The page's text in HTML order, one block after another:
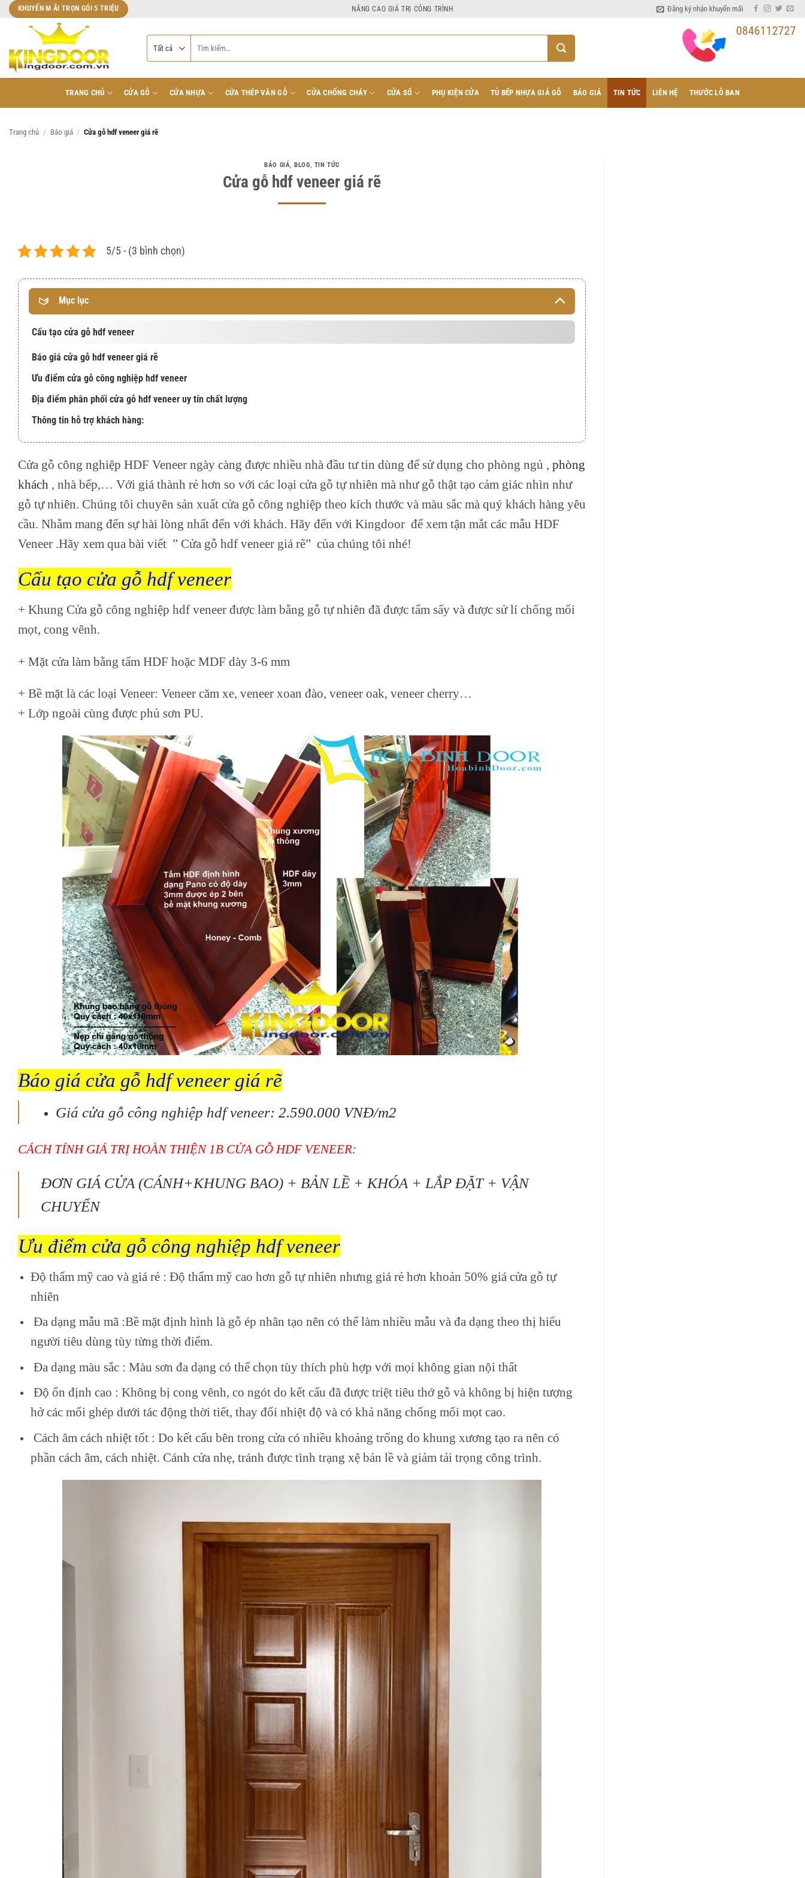
Bỏ
dung
KHUYẾN M ÃI TRỌN GÓI 5 TRIỆU NÂNG CAO GIÁ TRỊ CÔNG TRÌNH Đăng ký nhận khuyến mãi
kiếm:
0846112727
TRANG CHỦ CỬA GỖ CỬA NHỰA CỬA THÉP VÂN GỖ CỬA CHỐNG CHÁY CỬA SỔ PHỤ KIỆN CỬA TỦ BẾP NHỰA GIẢ GỖ BÁO GIÁ TIN TỨC LIÊN HỆ THƯỚC LỖ BAN
Trang chủ / Báo giá / Cửa gỗ hdf veneer giá rẽ
BÁO GIÁ,BLOG, TIN TỨC
Cửa gỗ hdf veneer giá rẽ
5/5 - (3 bình chọn)
Mục lục
Cấu tạo cửa gỗ hdf veneer
Báo giá cửa gỗ hdf veneer giá rẽ
Ưu điểm cửa gỗ công nghiệp hdf veneer
Địa điểm phân phối cửa gỗ hdf veneer uy tín chất lượng
Thông tin hỗ trợ khách hàng:
Cửa gỗ công nghiệp HDF Veneer ngày càng được nhiều nhà đầu tư tin dùng để sử dụng cho phòng ngủ , phòng
khách , nhà bếp,… Với giá thành rẻ hơn so với các loại cửa gỗ tự nhiên mà như gỗ thật tạo cảm giác nhìn như
gỗ tự nhiên. Chúng tôi chuyên sản xuất cửa gỗ công nghiệp theo kích thước và màu sắc mà quý khách hàng yêu
cầu. Nhằm mang đến sự hài lòng nhất đến với khách. Hãy đến với Kingdoor để xem tận mắt các mẫu HDF
Veneer .Hãy xem qua bài viết ” Cửa gỗ hdf veneer giá rẽ” của chúng tôi nhé!
Cấu tạo cửa gỗ hdf veneer
+ Khung Cửa gỗ công nghiệp hdf veneer được làm bằng gỗ tự nhiên đã được tẩm sấy và được sử lí chống mối
mọt, cong vênh.
+ Mặt cửa làm bằng tấm HDF hoặc MDF dày 3-6 mm
+ Bề mặt là các loại Veneer: Veneer căm xe, veneer xoan đào, veneer oak, veneer cherry…
+ Lớp ngoài cùng được phủ sơn PU.
Báo giá cửa gỗ hdf veneer giá rẽ
Giá cửa gỗ công nghiệp hdf veneer: 2.590.000 VNĐ/m2
CÁCH TÍNH GIÁ TRỊ HOÀN THIỆN 1B CỬA GỖ HDF VENEER:
ĐƠN GIÁ CỬA (CÁNH+KHUNG BAO) + BẢN LỀ + KHÓA + LẮP ĐẶT + VẬN
CHUYỂN
Ưu điểm cửa gỗ công nghiệp hdf veneer
Độ thẩm mỹ cao và giá rẻ: Độ thẩm mỹ cao hơn gỗ tự nhiên nhưng giá rẻ hơn khoản 50% giá cửa gỗ tự
nhiên
Đa dạng mẫu mã :Bề mặt định hình là gỗ ép nhân tạo nên có thể làm nhiều mẫu và đa dạng theo thị hiếu
người tiêu dùng tùy từng thời điểm.
Đa dạng màu sắc: Màu sơn đa dạng có thể chọn tùy thích phù hợp với mọi không gian nội thất
Độ ổn định cao : Không bị cong vênh, co ngót do kết cấu đã được triệt tiêu thớ gỗ và không bị hiện tượng
hở các mối ghép dưới tác động thời tiết, thay đổi nhiệt độ và có khả năng chống mối mọt cao.
Cách âm cách nhiệt tốt: Do kết cấu bên trong cửa có nhiều khoảng trống do khung xương tạo ra nên có
phần cách âm, cách nhiệt. Cánh cửa nhẹ, tránh được tình trạng xệ bản lề và giảm tải trọng công trình.